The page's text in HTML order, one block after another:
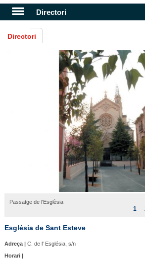
Directori
Directori
Passatge de l'Esglèsia
1
Església de Sant Esteve
Adreça |
C. de l' Església, s/n
Horari |